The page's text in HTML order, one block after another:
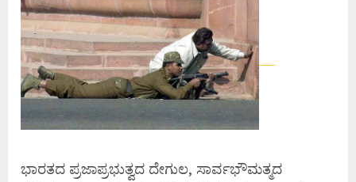
ಭಾರತದ ಪ್ರಜಾಪ್ರಭುತ್ವದ ದೇಗುಲ, ಸಾರ್ವಭೌಮತ್ಮದ